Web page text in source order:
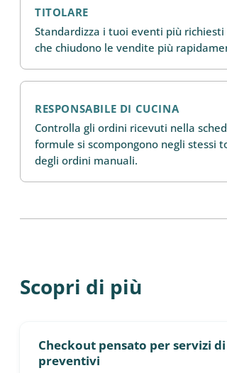
TITOLARE
Standardizza i tuoi eventi più
che chiudono le vendite più
RESPONSABILE DI CUCINA
Controlla gli ordini ricevuti nella
formule si scompongono negli stessi
degli ordini manuali.
Scopri di più
Checkout pensato per servizi
preventivi